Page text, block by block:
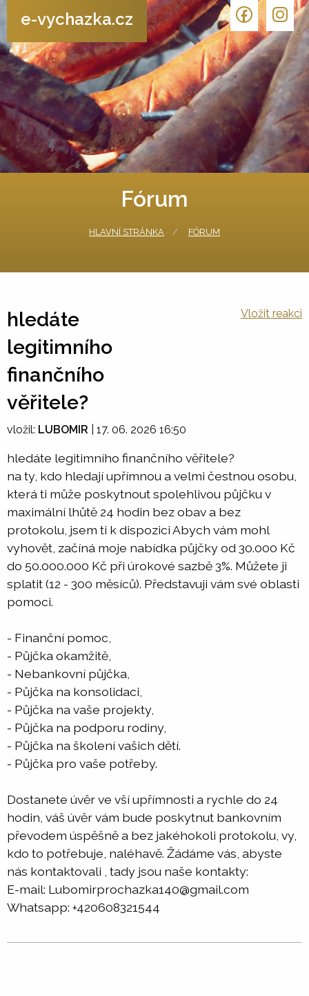
e-vychazka.cz
Fórum
HLAVNÍ STRÁNKA FÓRUM
hledáte
legitimního
finančního
věřitele?
Vložit reakci
vložil: LUBOMIR 17. 06. 2026 16:50
hledáte legitimního finančního věřitele?
na ty, kdo hledají upřímnou a velmi čestnou osobu,
která ti může poskytnout spolehlivou půjčku v
maximální lhůtě 24 hodin bez obav a bez
protokolu, jsem ti k dispozici Abych vám mohl
vyhovět, začíná moje nabídka půjčky od 30.000 Kč
do 50.000.000 Kč při úrokové sazbě 3%. Můžete ji
splatit (12 - 300 měsíců). Představuji vám své oblasti
pomoci.
- Finanční pomoc,
- Půjčka okamžitě,
- Nebankovní půjčka,
- Půjčka na konsolidaci,
- Půjčka na vaše projekty,
- Půjčka na podporu rodiny,
- Půjčka na školení vašich dětí.
- Půjčka pro vaše potřeby.
Dostanete úvěr ve vší upřímnosti a rychle do 24
hodin, váš úvěr vám bude poskytnut bankovním
převodem úspěšně a bez jakéhokoli protokolu, vy,
kdo to potřebuje, naléhavě. Žádáme vás, abyste
nás kontaktovali , tady jsou naše kontakty:
E-mail: Lubomirprochazka140@gmail.com
Whatsapp: +420608321544